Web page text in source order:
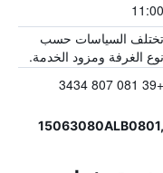
11:00
تختلف السياسات حسب
نوع الغرفة ومزود الخدمة.
+39 081 807 3434